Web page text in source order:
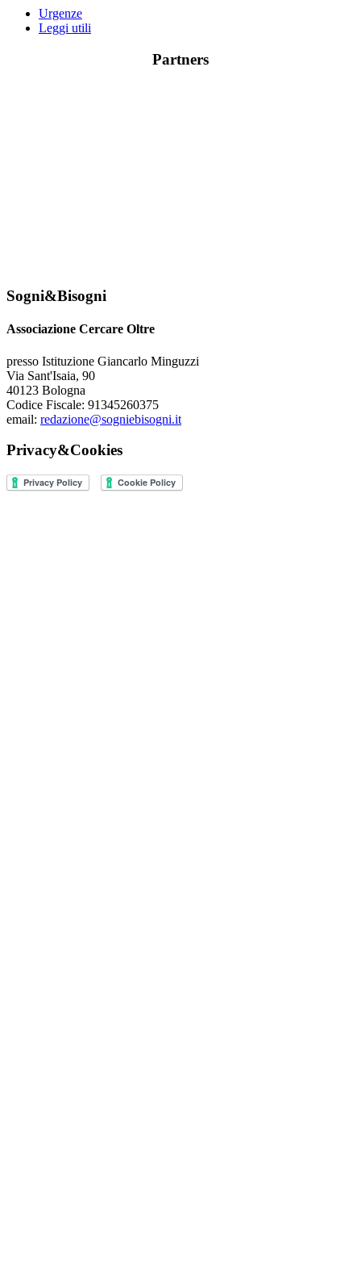
Urgenze
Leggi utili
Partners
Sogni&Bisogni
Associazione Cercare Oltre
presso Istituzione Giancarlo Minguzzi
Via Sant'Isaia, 90
40123 Bologna
Codice Fiscale: 91345260375
email: redazione@sogniebisogni.it
Privacy&Cookies